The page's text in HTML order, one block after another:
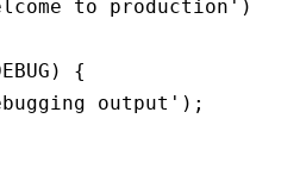
to production' );
) {
output' );